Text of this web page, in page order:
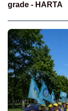
grade - HARTA